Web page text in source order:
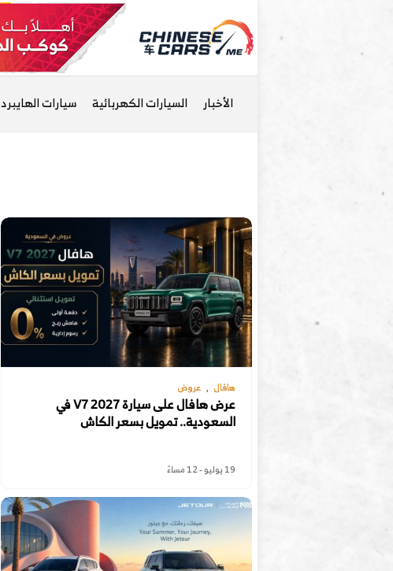
الأخبار السيارات الكهربائية سيارات الهايبرد
هافال عروض
عرض هافال على سيارة V7 2027 في
السعودية.. تمويل بسعر الكاش
19 يوليو - 12 مساءً